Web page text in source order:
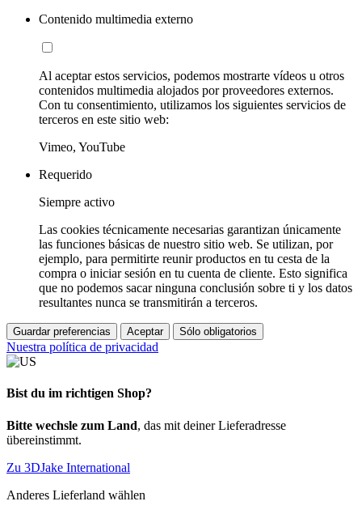
Contenido multimedia externo
Al aceptar estos servicios, podemos mostrarte vídeos u otros
contenidos multimedia alojados por proveedores externos.
Con tu consentimiento, utilizamos los siguientes servicios de
terceros en este sitio web:
Vimeo, YouTube
Requerido
Siempre activo
Las cookies técnicamente necesarias garantizan únicamente
las funciones básicas de nuestro sitio web. Se utilizan, por
ejemplo, para permitirte reunir productos en tu cesta de la
compra o iniciar sesión en tu cuenta de cliente. Esto significa
que no podemos sacar ninguna conclusión sobre ti y los datos
resultantes nunca se transmitirán a terceros.
Guardar preferencias Aceptar Sólo obligatorios
Nuestra política de privacidad
Bist du im richtigen Shop?
Bitte wechsle zum Land, das mit deiner Lieferadresse
übereinstimmt.
Zu 3DJake International
Anderes Lieferland wählen